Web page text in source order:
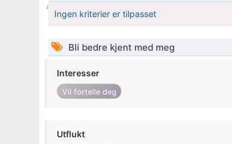
Ingen kriterier er tilpasset
Bli bedre kjent med meg
Interesser
Vil fortelle deg
Utflukt